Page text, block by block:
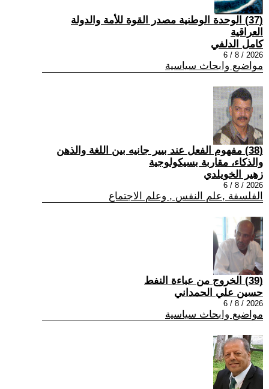
(37) الوحدة الوطنية مصدر القوة للأمة والدولة
العراقية
كامل الدلفي
2026 / 8 / 6
مواضيع وابحاث سياسية
(38) مفهوم الفعل عند بيير جانيه بين اللغة والذهن
والذكاء، مقاربة بسيكولوجية
زهير الخويلدي
2026 / 8 / 6
الفلسفة ,علم النفس , وعلم الاجتماع
(39) الخروج من عباءة النفط
حسين علي الحمداني
2026 / 8 / 6
مواضيع وابحاث سياسية